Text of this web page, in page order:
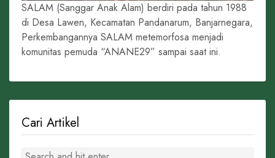
SALAM (Sanggar Anak Alam) berdiri pada tahun 1988
di Desa Lawen, Kecamatan Pandanarum, Banjarnegara,
Perkembangannya SALAM metemorfosa menjadi
komunitas pemuda “ANANE29” sampai saat ini.
Cari Artikel